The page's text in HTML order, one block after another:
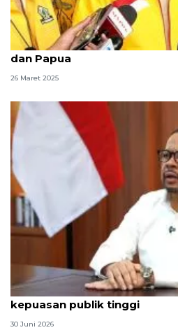
Menteri Bahlil Lahadalia
dan Papua
26 Maret 2025
Qodari: Pemerintah tak
kepuasan publik tinggi
30 Juni 2026